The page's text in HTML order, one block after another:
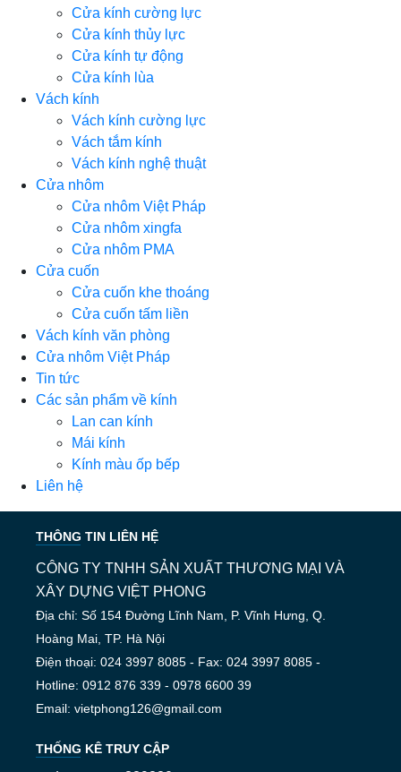
Cửa kính cường lực
Cửa kính thủy lực
Cửa kính tự động
Cửa kính lùa
Vách kính
Vách kính cường lực
Vách tắm kính
Vách kính nghệ thuật
Cửa nhôm
Cửa nhôm Việt Pháp
Cửa nhôm xingfa
Cửa nhôm PMA
Cửa cuốn
Cửa cuốn khe thoáng
Cửa cuốn tấm liền
Vách kính văn phòng
Cửa nhôm Việt Pháp
Tin tức
Các sản phẩm về kính
Lan can kính
Mái kính
Kính màu ốp bếp
Liên hệ
THÔNG TIN LIÊN HỆ
CÔNG TY TNHH SẢN XUẤT THƯƠNG MẠI VÀ
XÂY DỰNG VIỆT PHONG
Địa chỉ: Số 154 Đường Lĩnh Nam, P. Vĩnh Hưng, Q.
Hoàng Mai, TP. Hà Nội
Điện thoại: 024 3997 8085 - Fax: 024 3997 8085 -
Hotline: 0912 876 339 - 0978 6600 39
Email: vietphong126@gmail.com
THỐNG KÊ TRUY CẬP